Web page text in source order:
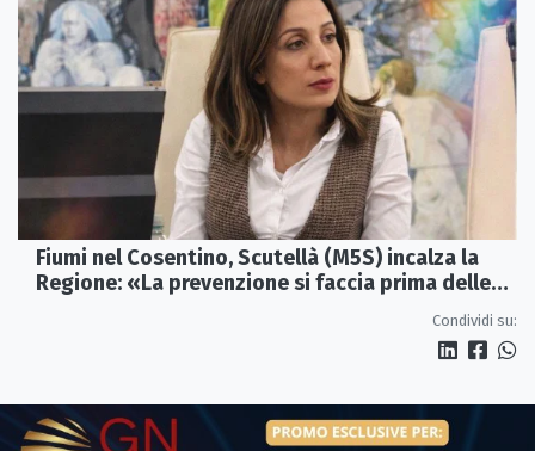
Fiumi nel Cosentino, Scutellà (M5S) incalza la
Regione: «La prevenzione si faccia prima delle
Condividi su: